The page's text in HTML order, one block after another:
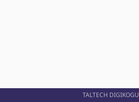
TALTECH DIGIKOGU